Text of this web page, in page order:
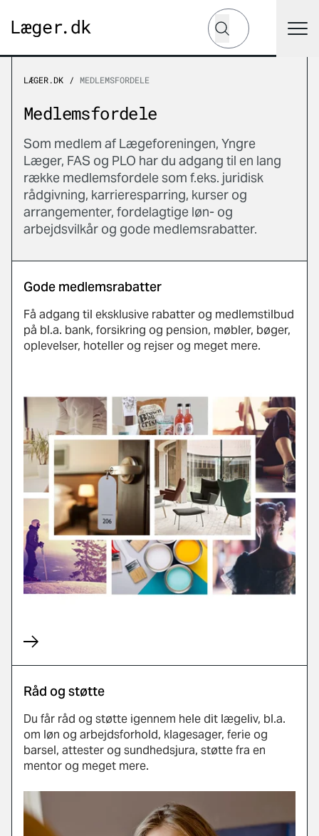
Hvad leder du efter?
Søg
LÆGER.DK MEDLEMSFORDELE
Medlemsfordele
Som medlem af Lægeforeningen, Yngre
Læger, FAS og PLO har du adgang til en lang
række medlemsfordele som f.eks. juridisk
rådgivning, karrieresparring, kurser og
arrangementer, fordelagtige løn- og
arbejdsvilkår og gode medlemsrabatter.
Gode medlemsrabatter
Få adgang til eksklusive rabatter og medlemstilbud
på bl.a. bank, forsikring og pension, møbler, bøger,
oplevelser, hoteller og rejser og meget mere.
Råd og støtte
Du får råd og støtte igennem hele dit lægeliv, bl.a.
om løn og arbejdsforhold, klagesager, ferie og
barsel, attester og sundhedsjura, støtte fra en
mentor og meget mere.